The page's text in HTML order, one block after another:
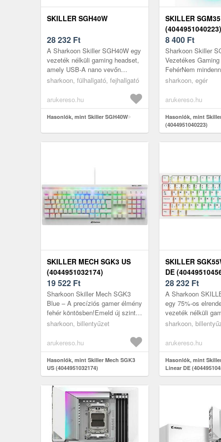
SKILLER SGH40W
28 232 Ft
A Sharkoon Skiller SGH40W egy
vezeték nélküli gaming headset,
amely USB-A nano vevőn
keresztül csatlakozik, de 3, 5
kábele...
sharkoon, fülhallgató, fejhallgató
arukereso.hu
Hasonlók, mint Skiller SGH40W
SKILLER SGM35
(4044951040223)
8 400 Ft
Sharkoon Skiller
Vezetékes
FehérNem
és ergonómiát
SGM35 ve...
sharkoon, egér
arukereso.hu
Hasonlók, mint
(4044951040223)
SKILLER MECH SGK3 US
(4044951032174)
19 522 Ft
Sharkoon Skiller Mech SGK3
Blue – A precíziós gamer élmény
fehér köntösben!Emeld új szintre
a játékélményt a Sharkoon
mechan...
sharkoon, billentyűzet
arukereso.hu
Hasonlók, mint Skiller Mech SGK3
US (4044951032174)
SKILLER
DE
28 232 Ft
A Sharkoon
egy 75%-os
vezeték nélküli
billentyűzet fehér
kapcsolókkal...
sharkoon,
arukereso.hu
Hasonlók, mint
Linear DE